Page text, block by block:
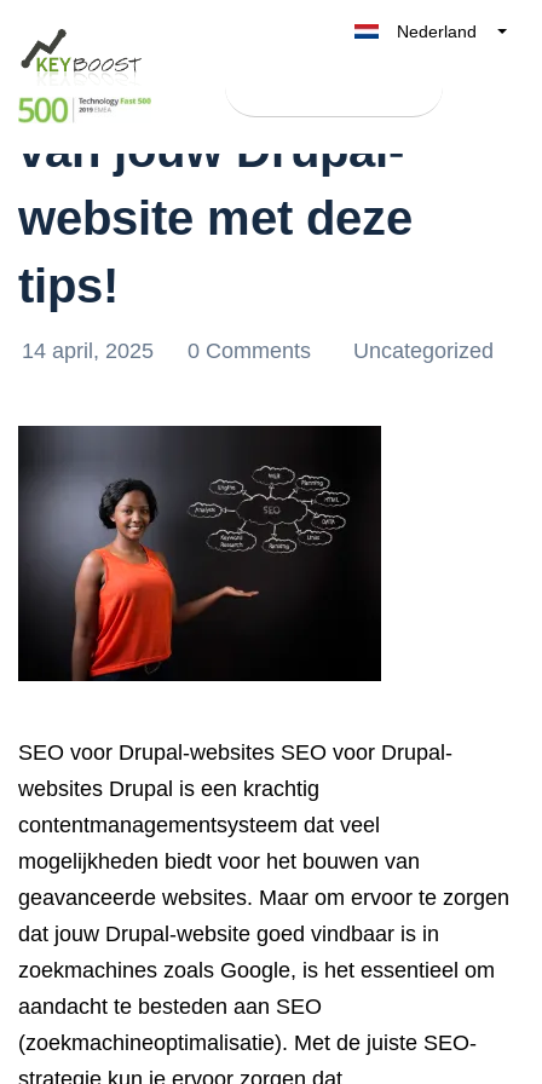
Nederland
België
UK
Optimaliseer de SEO
van jouw Drupal-
website met deze
tips!
14 april, 2025 0 Comments Uncategorized
SEO voor Drupal-websites SEO voor Drupal-
websites Drupal is een krachtig
contentmanagementsysteem dat veel
mogelijkheden biedt voor het bouwen van
geavanceerde websites. Maar om ervoor te zorgen
dat jouw Drupal-website goed vindbaar is in
zoekmachines zoals Google, is het essentieel om
aandacht te besteden aan SEO
(zoekmachineoptimalisatie). Met de juiste SEO-
strategie kun je ervoor zorgen dat